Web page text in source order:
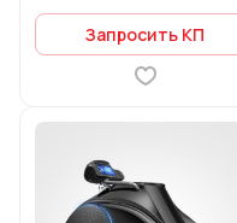
Запросить КП